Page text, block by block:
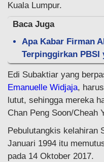
Kuala Lumpur.
Baca Juga
Apa Kabar Firman
Terpinggirkan PBSI
Edi Subaktiar yang
Emanuelle Widjaja,
lutut, sehingga mereka
Chan Peng Soon/Cheah
Pebulutangkis kelahiran
Januari 1994 itu
pada 14 Oktober 2017.